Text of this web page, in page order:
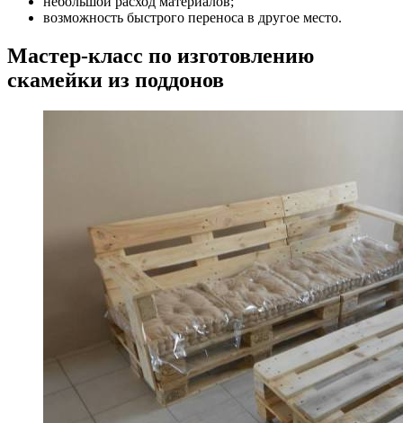
возможность быстрого переноса в другое место.
Мастер-класс по изготовлению
скамейки из поддонов